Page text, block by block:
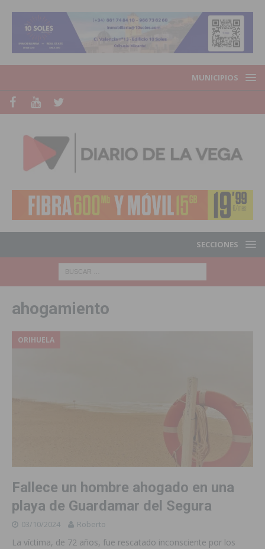
MUNICIPIOS
SECCIONES
ahogamiento
ORIHUELA
Fallece un hombre ahogado en una
playa de Guardamar del Segura
03/10/2024 Roberto
La víctima, de 72 años, fue rescatado inconsciente por los